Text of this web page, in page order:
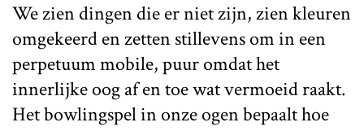
We zien dingen die er niet zijn, zien kleuren
omgekeerd en zetten stillevens om in een
perpetuum mobile, puur omdat het
innerlijke oog af en toe wat vermoeid raakt.
Het bowlingspel in onze ogen bepaalt hoe